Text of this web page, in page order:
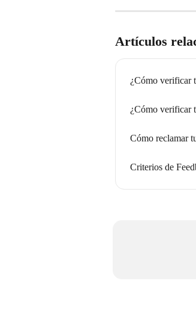
Artículos
¿Cómo verificar
¿Cómo verificar
Cómo reclamar
Criterios de